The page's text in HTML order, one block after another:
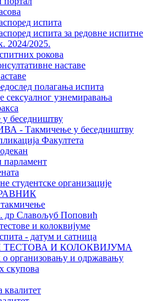
испита
испита за редовне испитне
2024/2025.
рокова
наставе
полагања испита
сексуалног узнемиравања
беседништву
- Такмичење у беседништву
Факултета
парламент
студентске организације
др Славољуб Поповић
и колоквијуме
- датум и сатница
И КОЛОКВИЈУМА
организовању и одржавању
скупова
квалитет